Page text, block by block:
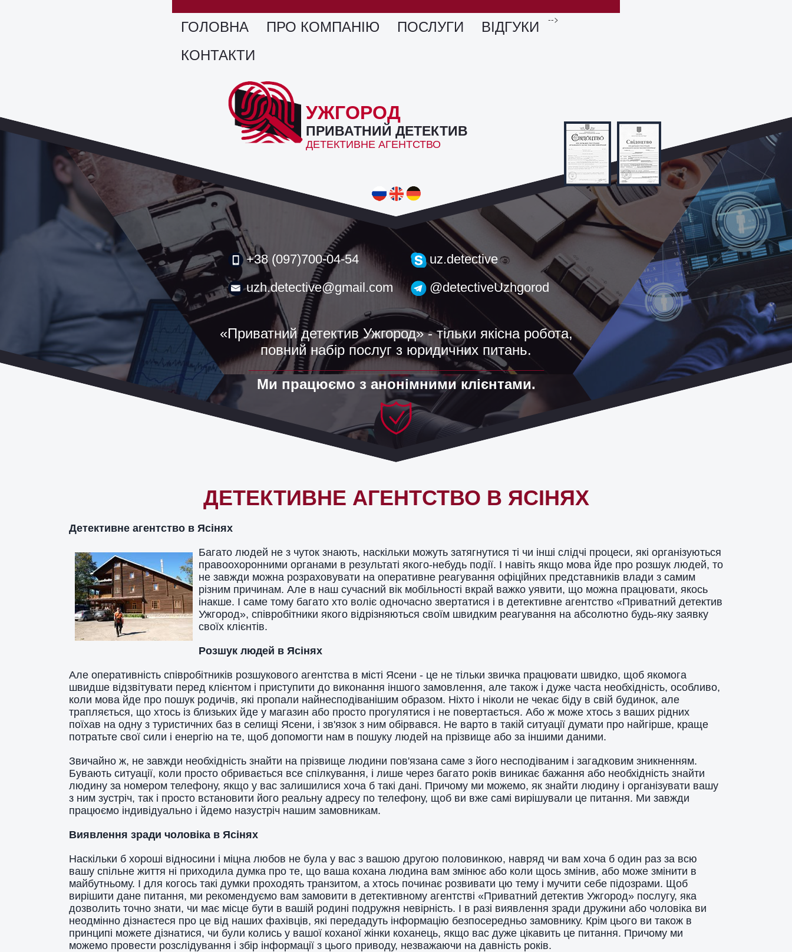
ГОЛОВНА -->
ПРО КОМПАНІЮ ПОСЛУГИ
ВІДГУКИ
КОНТАКТИ
УЖГОРОД
ПРИВАТНИЙ ДЕТЕКТИВ
ДЕТЕКТИВНЕ АГЕНТСТВО
+38 (097)700-04-54
uzh.detective@gmail.com
uz.detective
@detectiveUzhgorod
«Приватний детектив Ужгород» - тільки якісна робота,
повний набір послуг з юридичних питань.
Ми працюємо з анонімними клієнтами.
ДЕТЕКТИВНЕ АГЕНТСТВО В ЯСІНЯХ
Детективне агентство в Ясінях
Багато людей не з чуток знають, наскільки можуть затягнутися ті чи інші слідчі процеси, які організуються
правоохоронними органами в результаті якого-небудь події. І навіть якщо мова йде про розшук людей, то
не завжди можна розраховувати на оперативне реагування офіційних представників влади з самим
різним причинам. Але в наш сучасний вік мобільності вкрай важко уявити, що можна працювати, якось
інакше. І саме тому багато хто воліє одночасно звертатися і в детективне агентство «Приватний детектив
Ужгород», співробітники якого відрізняються своїм швидким реагування на абсолютно будь-яку заявку
своїх клієнтів.
Розшук людей в Ясінях
Але оперативність співробітників розшукового агентства в місті Ясени - це не тільки звичка працювати швидко, щоб якомога
швидше відзвітувати перед клієнтом і приступити до виконання іншого замовлення, але також і дуже часта необхідність, особливо,
коли мова йде про пошук родичів, які пропали найнесподіванішим образом. Ніхто і ніколи не чекає біду в свій будинок, але
трапляється, що хтось із близьких йде у магазин або просто прогулятися і не повертається. Або ж може хтось з ваших рідних
поїхав на одну з туристичних баз в селищі Ясени, і зв'язок з ним обірвався. Не варто в такій ситуації думати про найгірше, краще
потратьте свої сили і енергію на те, щоб допомогти нам в пошуку людей на прізвище або за іншими даними.
Звичайно ж, не завжди необхідність знайти на прізвище людини пов'язана саме з його несподіваним і загадковим зникненням.
Бувають ситуації, коли просто обривається все спілкування, і лише через багато років виникає бажання або необхідність знайти
людину за номером телефону, якщо у вас залишилися хоча б такі дані. Причому ми можемо, як знайти людину і організувати вашу
з ним зустріч, так і просто встановити його реальну адресу по телефону, щоб ви вже самі вирішували це питання. Ми завжди
працюємо індивідуально і йдемо назустріч нашим замовникам.
Виявлення зради чоловіка в Ясінях
Наскільки б хороші відносини і міцна любов не була у вас з вашою другою половинкою, навряд чи вам хоча б один раз за всю
вашу спільне життя ні приходила думка про те, що ваша кохана людина вам змінює або коли щось змінив, або може змінити в
майбутньому. І для когось такі думки проходять транзитом, а хтось починає розвивати цю тему і мучити себе підозрами. Щоб
вирішити дане питання, ми рекомендуємо вам замовити в детективному агентстві «Приватний детектив Ужгород» послугу, яка
дозволить точно знати, чи має місце бути в вашій родині подружня невірність. І в разі виявлення зради дружини або чоловіка ви
неодмінно дізнаєтеся про це від наших фахівців, які передадуть інформацію безпосередньо замовнику. Крім цього ви також в
принципі можете дізнатися, чи були колись у вашої коханої жінки коханець, якщо вас дуже цікавить це питання. Причому ми
можемо провести розслідування і збір інформації з цього приводу, незважаючи на давність років.